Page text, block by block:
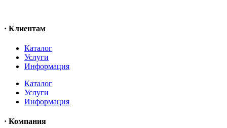
· Клиентам
Каталог
Услуги
Информация
Каталог
Услуги
Информация
· Компания